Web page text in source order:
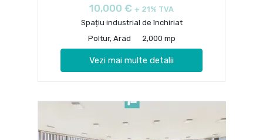
10,000 € + 21% TVA
Spațiu industrial de închiriat
Poltur, Arad
2,000 mp
Vezi mai multe detalii